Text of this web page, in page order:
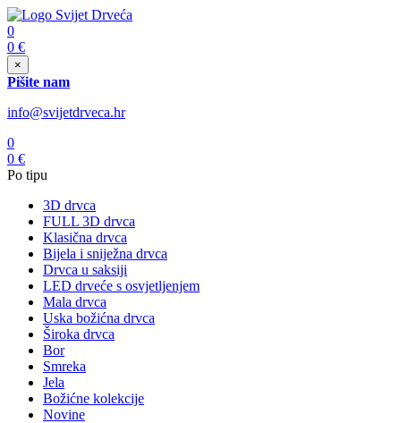
0
0 €
×
Pišite nam
info@svijetdrveca.hr
0
0 €
Po tipu
3D drvca
FULL 3D drvca
Klasična drvca
Bijela i sniježna drvca
Drvca u saksiji
LED drveće s osvjetljenjem
Mala drvca
Uska božićna drvca
Široka drvca
Bor
Smreka
Jela
Božićne kolekcije
Novine